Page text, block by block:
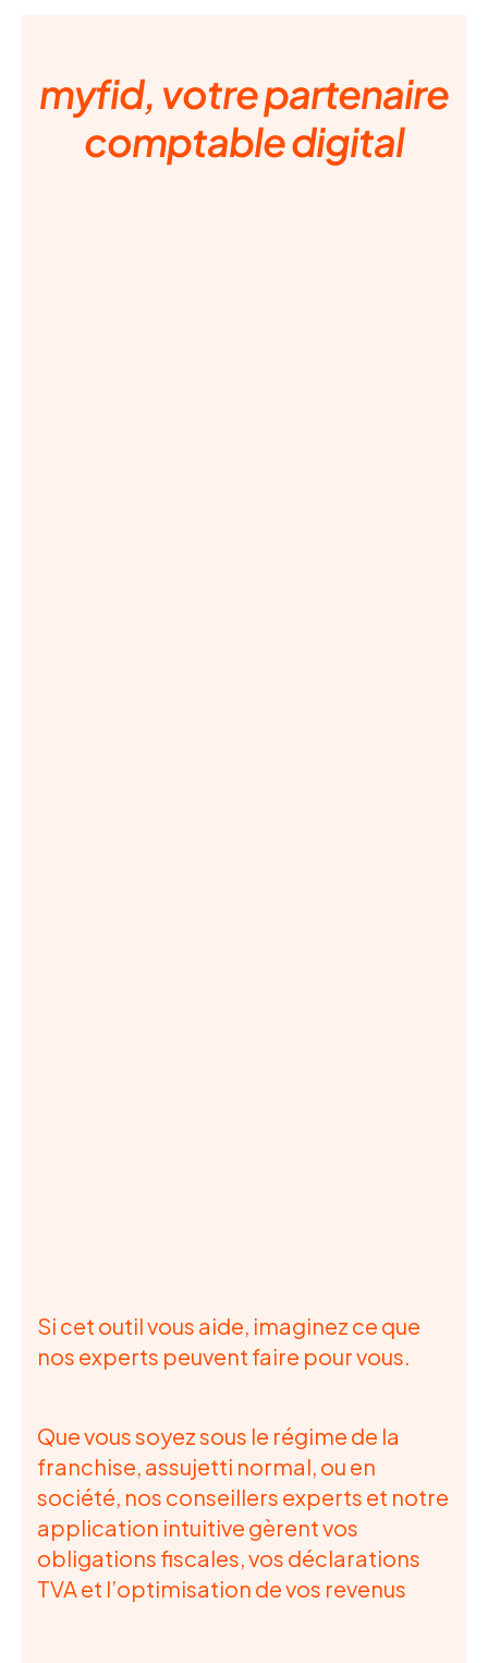
myfid, votre partenaire
comptable digital
Si cet outil vous aide, imaginez ce que
nos experts peuvent faire pour vous.
Que vous soyez sous le régime de la
franchise, assujetti normal, ou en
société, nos conseillers experts et notre
application intuitive gèrent vos
obligations fiscales, vos déclarations
TVA et l’optimisation de vos revenus